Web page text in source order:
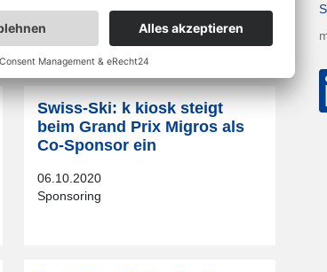
Medien
Swiss-Ski: k kiosk steigt
beim Grand Prix Migros als
Co-Sponsor ein
06.10.2020
Sponsoring